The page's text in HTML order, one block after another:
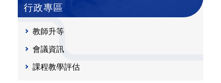
行政專區
教師升等
會議資訊
課程教學評估